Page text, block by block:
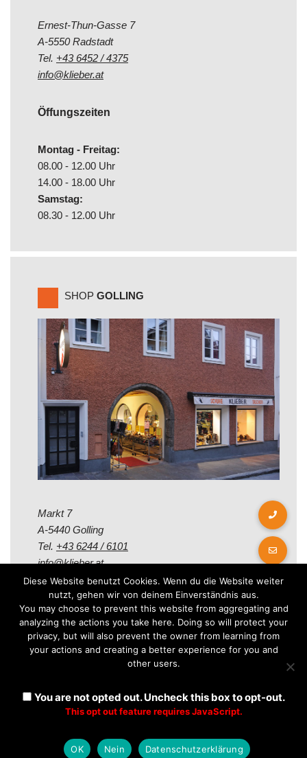
Ernest-Thun-Gasse 7
A-5550 Radstadt
Tel. +43 6452 / 4375
info@klieber.at
Öffungszeiten
Montag - Freitag:
08.00 - 12.00 Uhr
14.00 - 18.00 Uhr
Samstag:
08.30 - 12.00 Uhr
SHOP GOLLING
Markt 7
A-5440 Golling
Tel. +43 6244 / 6101
info@klieber.at
Öffungszeiten
Montag - Freitag:
08.00 - 12.00 Uhr
08.30 - 12.30 Uhr
| Präsentiert vonWordPress
Diese Website benutzt Cookies. Wenn du die Website weiter
nutzt, gehen wir von deinem Einverständnis aus.
You may choose to prevent this website from aggregating and
analyzing the actions you take here. Doing so will protect your
privacy, but will also prevent the owner from learning from
your actions and creating a better experience for you and
other users.
You are not opted out. Uncheck this box to opt-out.
This opt out feature requires JavaScript.
OK Nein Datenschutzerklärung